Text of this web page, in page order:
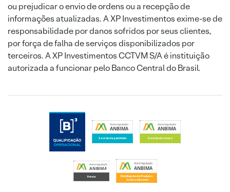
ou prejudicar o envio de ordens ou a recepção de
informações atualizadas. A XP Investimentos exime-se de
responsabilidade por danos sofridos por seus clientes,
por força de falha de serviços disponibilizados por
terceiros. A XP Investimentos CCTVM S/A é instituição
autorizada a funcionar pelo Banco Central do Brasil.